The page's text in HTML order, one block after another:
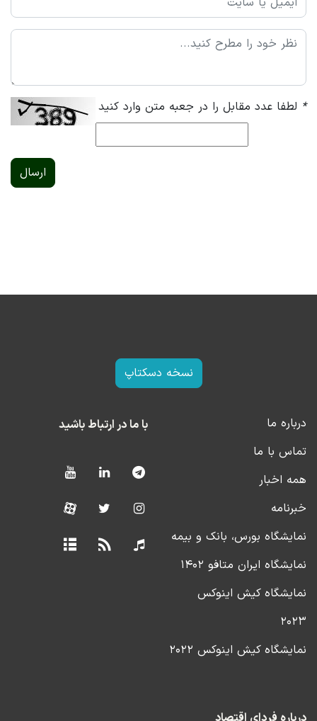
* لطفا عدد مقابل را در جعبه متن وارد کنید
ارسال
نسخه دسکتاپ
درباره ما
تماس با ما
همه اخبار
خبرنامه
نمایشگاه بورس، بانک و بیمه
نمایشگاه ایران متافو ۱۴۰۲
نمایشگاه کیش اینوکس
۲۰۲۳
نمایشگاه کیش اینوکس ۲۰۲۲
با ما در ارتباط باشید